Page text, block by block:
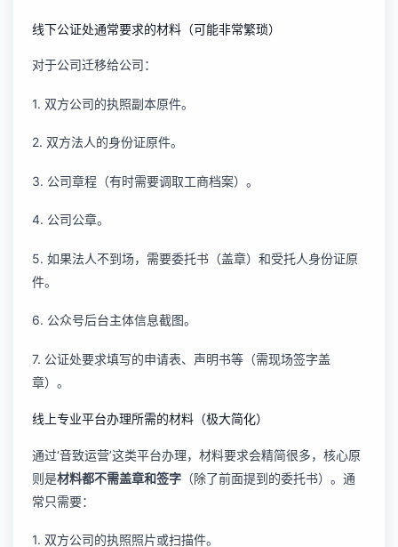
线下公证处通常要求的材料（可能非常繁琐）
对于公司迁移给公司：
1. 双方公司的执照副本原件。
2. 双方法人的身份证原件。
3. 公司章程（有时需要调取工商档案）。
4. 公司公章。
5. 如果法人不到场，需要委托书（盖章）和受托人身份证原
件。
6. 公众号后台主体信息截图。
7. 公证处要求填写的申请表、声明书等（需现场签字盖
章）。
线上专业平台办理所需的材料（极大简化）
通过‘音致运营’这类平台办理，材料要求会精简很多，核心原
则是材料都不需盖章和签字 （除了前面提到的委托书）。通
常只需要：
1. 双方公司的执照照片或扫描件。